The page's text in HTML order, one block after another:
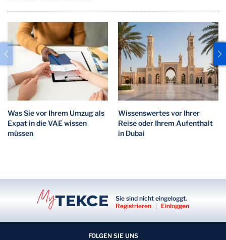
Was Sie vor Ihrem Umzug als
Expat in die VAE wissen
müssen
Wissenswertes vor Ihrer
Reise oder Ihrem Aufenthalt
in Dubai
Sie sind nicht eingeloggt.
Registrieren
Einloggen
FOLGEN SIE UNS